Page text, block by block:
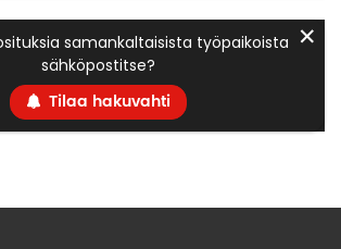
samankaltaisista työpaikoista
sähköpostitse?
Tilaa hakuvahti
✕